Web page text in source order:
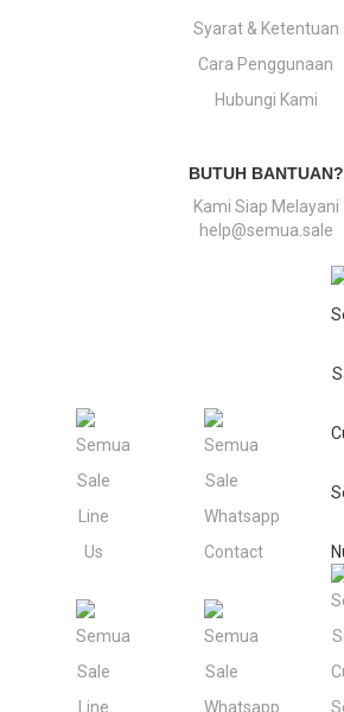
Syarat & Ketentuan
Cara Penggunaan
Hubungi Kami
BUTUH BANTUAN?
Kami Siap Melayani
help@semua.sale